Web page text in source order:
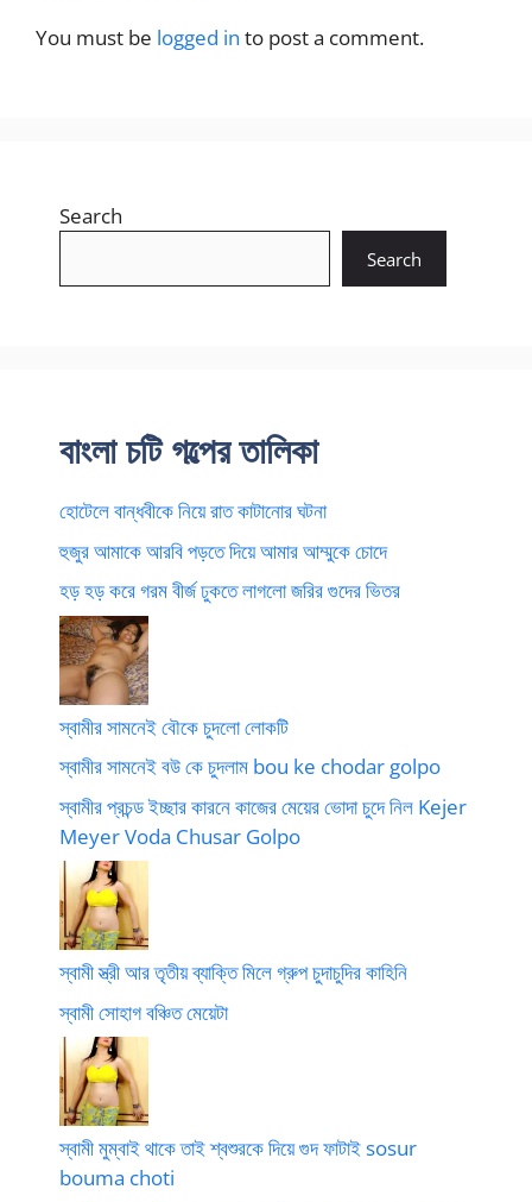
You must be logged in to post a comment.
Search
Search
বাংলা চটি গল্পের তালিকা
হোটেলে বান্ধবীকে নিয়ে রাত কাটানোর ঘটনা
হুজুর আমাকে আরবি পড়তে দিয়ে আমার আম্মুকে চোদে
হড় হড় করে গরম বীর্জ ঢুকতে লাগলো জরির গুদের ভিতর
স্বামীর সামনেই বৌকে চুদলো লোকটি
স্বামীর সামনেই বউ কে চুদলাম bou ke chodar golpo
স্বামীর প্রচন্ড ইচ্ছার কারনে কাজের মেয়ের ভোদা চুদে নিল Kejer
Meyer Voda Chusar Golpo
স্বামী স্ত্রী আর তৃতীয় ব্যাক্তি মিলে গ্রুপ চুদাচুদির কাহিনি
স্বামী সোহাগ বঞ্চিত মেয়েটা
স্বামী মুম্বাই থাকে তাই শ্বশুরকে দিয়ে গুদ ফাটাই sosur
bouma choti